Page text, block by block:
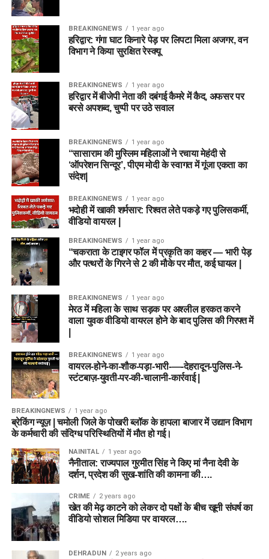
BREAKINGNEWS 1 year ago
हरिद्वार: गंगा घाट किनारे पेड़ पर लिपटा मिला अजगर, वन
विभाग ने किया सुरक्षित रेस्क्यू
BREAKINGNEWS 1 year ago
हरिद्वार में बीजेपी नेता की दबंगई कैमरे में कैद, अफसर पर
बरसे अपशब्द, चुप्पी पर उठे सवाल
BREAKINGNEWS 1 year ago
“सासाराम की मुस्लिम महिलाओं ने रचाया मेहंदी से
‘ऑपरेशन सिन्दूर’, पीएम मोदी के स्वागत में गूंजा एकता का
संदेश|
BREAKINGNEWS 1 year ago
भदोही में खाकी शर्मसार: रिश्वत लेते पकड़े गए पुलिसकर्मी,
वीडियो वायरल |
BREAKINGNEWS 1 year ago
“चकराता के टाइगर फॉल में प्रकृति का कहर — भारी पेड़
और पत्थरों के गिरने से 2 की मौके पर मौत, कई घायल |
BREAKINGNEWS 1 year ago
मेरठ में महिला के साथ सड़क पर अश्लील हरकत करने
वाला युवक वीडियो वायरल होने के बाद पुलिस की गिरफ्त में
BREAKINGNEWS 1 year ago
वायरल-होने-का-शौक-पड़ा-भारी-—-देहरादून-पुलिस-ने-
स्टंटबाज़-युवती-पर-की-चालानी-कार्रवाई |
BREAKINGNEWS 1 year ago
ब्रेकिंग न्यूज़ | चमोली जिले के पोखरी ब्लॉक के हापला बाजार में उद्यान विभाग
के कर्मचारी की संदिग्ध परिस्थितियों में मौत हो गई।
NAINITAL 1 year ago
नैनीताल: राज्यपाल गुरमीत सिंह ने किए मां नैना देवी के
दर्शन, प्रदेश की सुख-शांति की कामना की….
CRIME 2 years ago
खेत की मेढ़ काटने को लेकर दो पक्षों के बीच खूनी संघर्ष का
वीडियो सोशल मिडिया पर वायरल….
DEHRADUN 2 years ago